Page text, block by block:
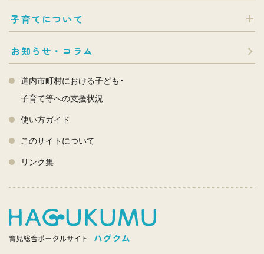
子育てについて
お知らせ・コラム
道内市町村における子ども・
子育て等への支援状況
使い方ガイド
このサイトについて
リンク集